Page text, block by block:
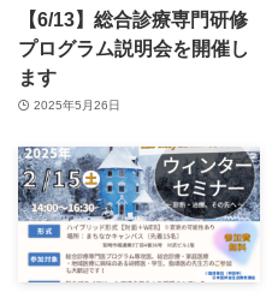
【6/13】総合診療専門研修
プログラム説明会を開催し
ます
2025年5月26日